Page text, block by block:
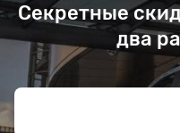
Секретные
два